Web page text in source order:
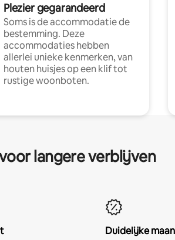
Plezier gegarandeerd
Soms is de accommodatie de
bestemming. Deze
accommodaties hebben
allerlei unieke kenmerken, van
houten huisjes op een klif tot
rustige woonboten.
langere verblijven
Duidelijke